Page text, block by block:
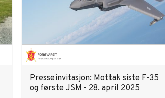
Presseinvitasjon: Mottak siste F-35
og første JSM - 28. april 2025